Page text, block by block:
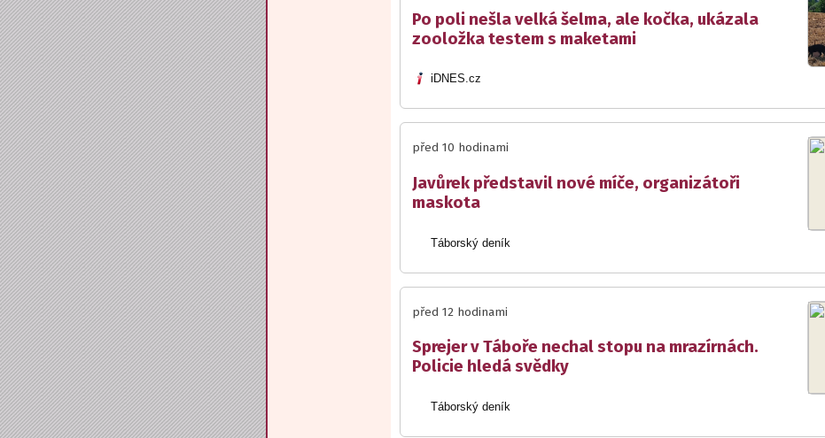
Po poli nešla velká šelma, ale kočka, ukázala
zooložka testem s maketami
iDNES.cz
před 10 hodinami
Javůrek představil nové míče, organizátoři
maskota
Táborský deník
před 12 hodinami
Sprejer v Táboře nechal stopu na mrazírnách.
Policie hledá svědky
Táborský deník